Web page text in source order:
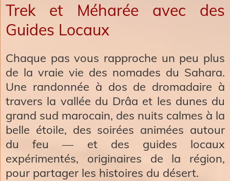
Trek et Méharée avec des
Guides Locaux
Chaque pas vous rapproche un peu plus
de la vraie vie des nomades du Sahara.
Une randonnée à dos de dromadaire à
travers la vallée du Drâa et les dunes du
grand sud marocain, des nuits calmes à la
belle étoile, des soirées animées autour
du feu — et des guides locaux
expérimentés, originaires de la région,
pour partager les histoires du désert.